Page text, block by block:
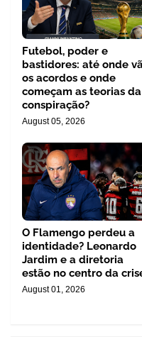
Futebol, poder e
bastidores: até onde
os acordos e onde
começam as teorias da
conspiração?
August 05, 2026
O Flamengo perdeu a
identidade? Leonardo
Jardim e a diretoria
estão no centro da
August 01, 2026